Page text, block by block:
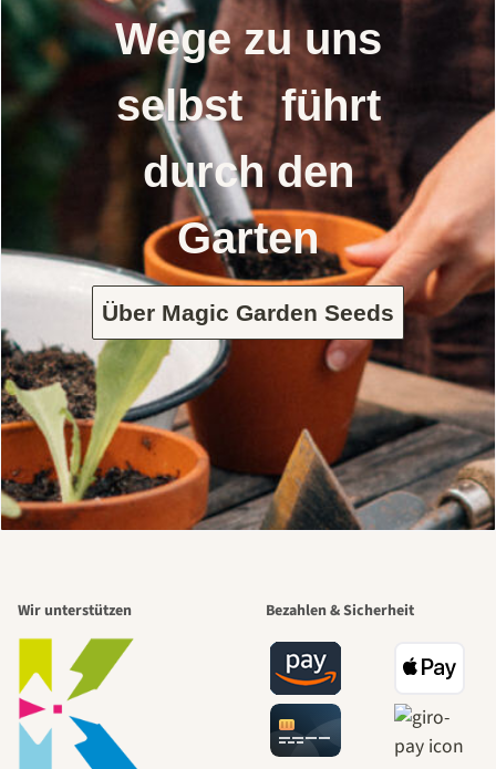
Wege zu uns
selbst führt
durch den
Garten
Über Magic Garden Seeds
Wir unterstützen Bezahlen & Sicherheit